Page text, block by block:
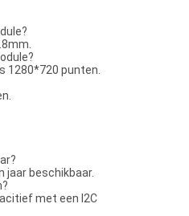
1280*720 punten.
jaar beschikbaar.
met een I2C